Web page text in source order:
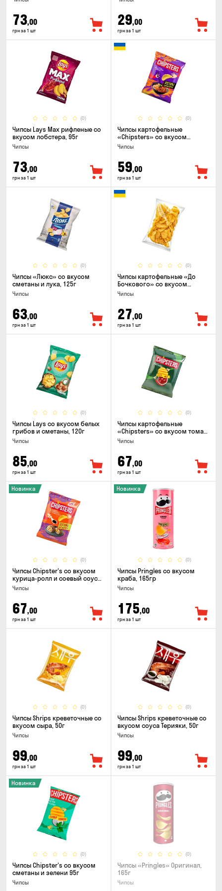
73,00
грн за 1 шт
29,00
грн за 1 шт
(0)
Чипсы Lays Max рифленые со
вкусом лобстера, 95г
Чипсы
73,00
грн за 1 шт
(0)
Чипсы картофельные
«Chipsters» со вкусом
острый удон, 100г
Чипсы
59,00
грн за 1 шт
(0)
Чипсы «Люкс» со вкусом
сметаны и лука, 125г
Чипсы
63,00
грн за 1 шт
(0)
Чипсы картофельные «До
Бочкового» со вкусом
сметаны с зеленью, 100г
Чипсы
27,00
грн за 1 шт
(0)
Чипсы Lays со вкусом белых
грибов и сметаны, 120г
Чипсы
85,00
грн за 1 шт
(0)
Чипсы картофельные
«Chipsters» со вкусом томат
спайси, 95г
Чипсы
67,00
грн за 1 шт
(0)
Новинка
Чипсы Chipster's со вкусом
курица-ролл и соевый соус
90г
Чипсы
67,00
грн за 1 шт
(0)
Новинка
Чипсы Pringles со вкусом
краба, 165гр
Чипсы
175,00
грн за 1 шт
(0)
Чипсы Shrips креветочные со
вкусом сыра, 50г
Чипсы
99,00
грн за 1 шт
(0)
Чипсы Shrips креветочные со
вкусом соуса Терияки, 50г
Чипсы
99,00
грн за 1 шт
(0)
Новинка
Чипсы Chipster's со вкусом
сметаны и зелени 95г
Чипсы
(0)
Чипсы «Pringles» Оригинал,
165г
Чипсы